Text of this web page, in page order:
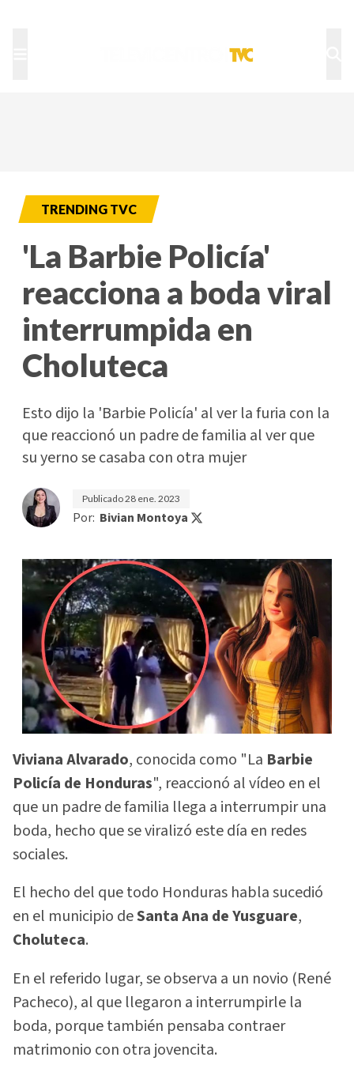
TRENDING TVC
'La Barbie Policía'
reacciona a boda viral
interrumpida en
Choluteca
Esto dijo la 'Barbie Policía' al ver la furia con la
que reaccionó un padre de familia al ver que
su yerno se casaba con otra mujer
Publicado28 ene. 2023
Por: Bivian Montoya
Viviana Alvarado, conocida como "La Barbie
Policía de Honduras", reaccionó al vídeo en el
que un padre de familia llega a interrumpir una
boda, hecho que se viralizó este día en redes
sociales.
El hecho del que todo Honduras habla sucedió
en el municipio deSanta Ana de Yusguare,
Choluteca.
En el referido lugar, se observa a un novio (René
Pacheco), al que llegaron a interrumpirle la
boda, porque también pensaba contraer
matrimonio con otra jovencita.